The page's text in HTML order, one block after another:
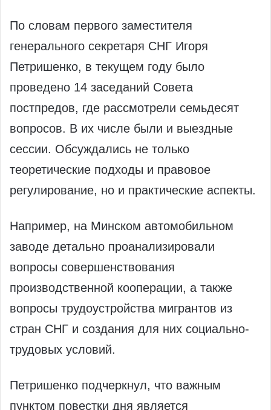
По словам первого заместителя
генерального секретаря СНГ Игоря
Петришенко, в текущем году было
проведено 14 заседаний Совета
постпредов, где рассмотрели семьдесят
вопросов. В их числе были и выездные
сессии. Обсуждались не только
теоретические подходы и правовое
регулирование, но и практические аспекты.
Например, на Минском автомобильном
заводе детально проанализировали
вопросы совершенствования
производственной кооперации, а также
вопросы трудоустройства мигрантов из
стран СНГ и создания для них социально-
трудовых условий.
Петришенко подчеркнул, что важным
пунктом повестки дня является